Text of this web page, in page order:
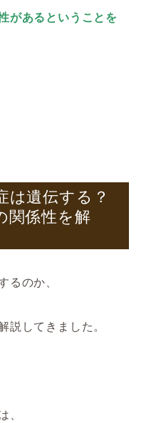
があるということを
は遺伝する？
関係性を解
るのか、
説してきました。